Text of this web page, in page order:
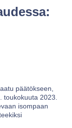
päätökseen,
toukokuuta 2023.
isompaan